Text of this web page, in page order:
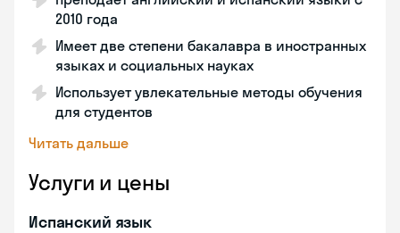
2010 года
Имеет две степени бакалавра в иностранных
языках и социальных науках
Использует увлекательные методы обучения
для студентов
Читать дальше
Услуги и цены
Испанский язык